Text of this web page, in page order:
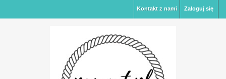
Zaloguj się
Kontakt z nami